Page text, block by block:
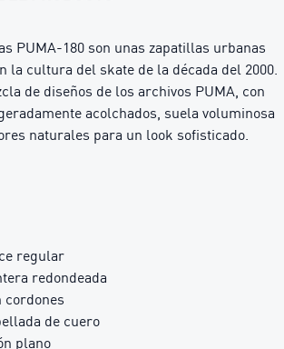
PUMA-180 son unas zapatillas urbanas
la cultura del skate de la década del 2000.
de diseños de los archivos PUMA, con
acolchados, suela voluminosa
naturales para un look sofisticado.
regular
redondeada
cordones
de cuero
plano